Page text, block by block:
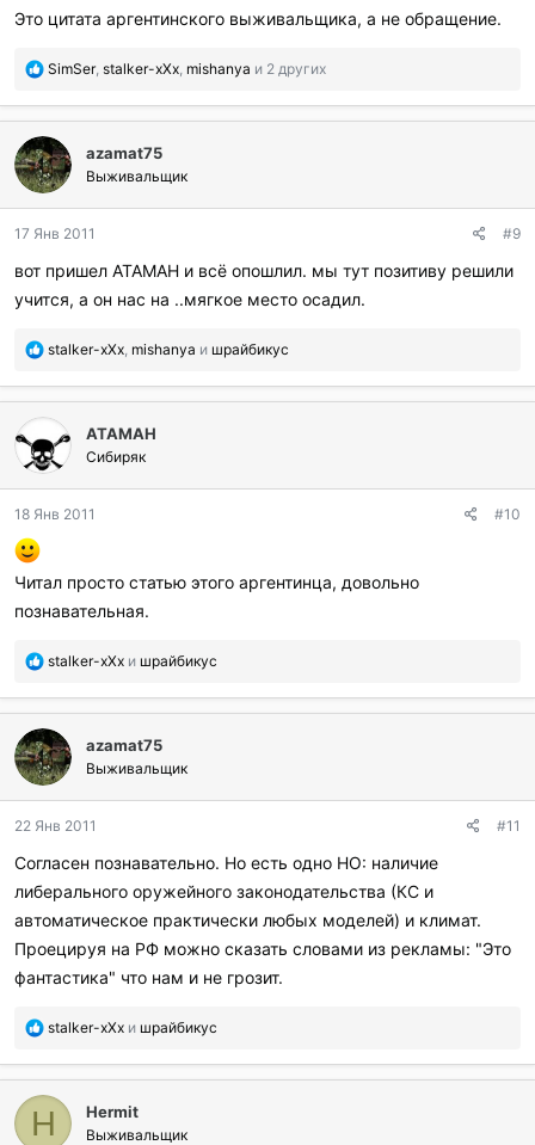
и
и
Это цитата аргентинского выживальщика, а не обращение.
П
б
л
а
г
о
а
и
л
:
SimSer, stalker-xXx, mishanya и 2 других
azamat75
Выживальщик
17 Янв 2011 #9
вот пришел АТАМАН и всё опошлил. мы тут позитиву решили
учится, а он нас на ..мягкое место осадил.
П
б
г
о
а
л
и
stalker-xXx, mishanya и шрайбикус
ATAMAH
Сибиряк
18 Янв 2011 #10
Читал просто статью этого аргентинца, довольно
познавательная.
П
б
л
а
г
о
а
и
л
и
stalker-xXx и шрайбикус
azamat75
Выживальщик
22 Янв 2011 #11
Согласен познавательно. Но есть одно НО: наличие
либерального оружейного законодательства (КС и
автоматическое практически любых моделей) и климат.
Проецируя на РФ можно сказать словами из рекламы: "Это
фантастика" что нам и не грозит.
П
б
л
а
г
stalker-xXx и шрайбикус
H Hermit
Выживальщик